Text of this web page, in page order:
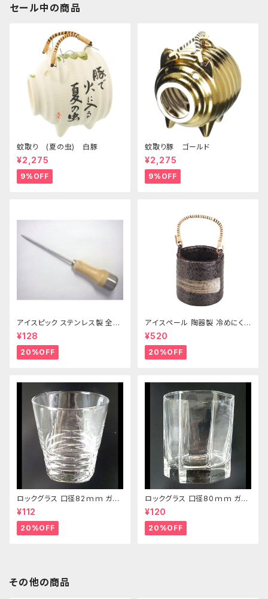
セール中の商品
蚊取り (夏の虫) 白豚
¥2,275
9%OFF
蚊取り豚 ゴールド
¥2,275
9%OFF
アイスピック ステンレス製 全長
215ｍｍ
¥128
20%OFF
アイスペール 陶器製 冷めにくい
二重構造 860ml
¥520
20%OFF
ロックグラス 口径82ｍｍ ガラ
ス製 250cc
¥112
20%OFF
ロックグラス 口径80ｍｍ ガラ
ス製 220cc
¥120
20%OFF
その他の商品